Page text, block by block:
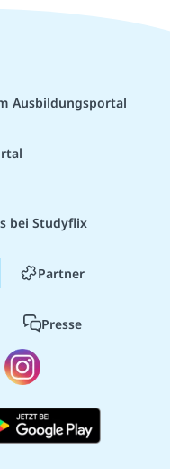
Ausbildungsportal
bei Studyflix
Partner
Presse